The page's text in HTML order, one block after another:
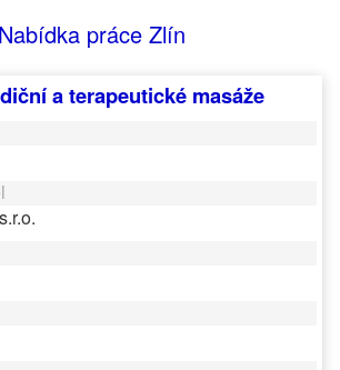
Nabídka práce Zlín
a terapeutické masáže